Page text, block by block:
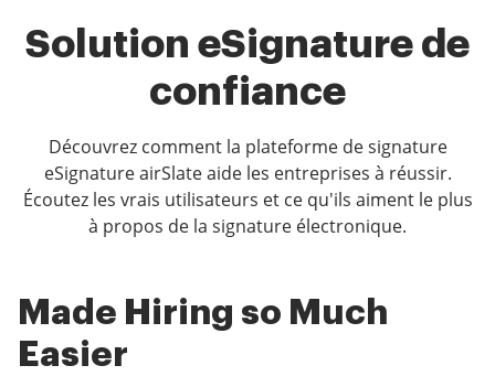
Solution eSignature de
confiance
Découvrez comment la plateforme de signature
eSignature airSlate aide les entreprises à réussir.
Écoutez les vrais utilisateurs et ce qu'ils aiment le plus
à propos de la signature électronique.
Made Hiring so Much
Easier
Easy to Use eSignature
App for Small Business
Great features at a low
price